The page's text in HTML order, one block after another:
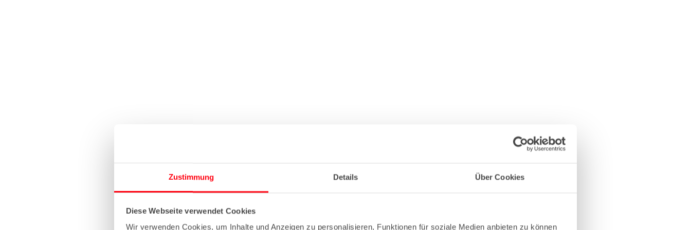
Zustimmung Details Über Cookies
Diese Webseite verwendet Cookies
Wir verwenden Cookies, um Inhalte und Anzeigen zu personalisieren, Funktionen für soziale Medien anbieten zu können